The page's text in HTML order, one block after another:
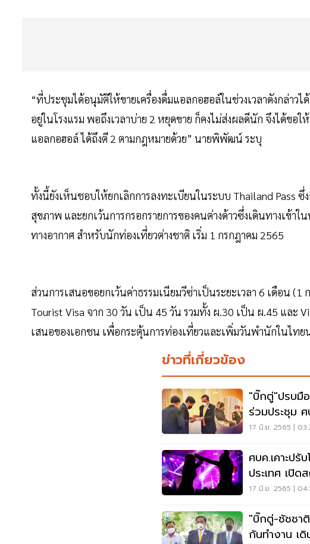
“ที่ประชุมได้อนุมัติให้ขายเครื่องดื่มแอลกอฮอล์ในช่วงเวลาดังกล่า
อยู่ในโรงแรม พอถึงเวลาบ่าย 2 หยุดขาย ก็คงไม่ส่งผลดีนัก จึงได้ขอ
แอลกอฮอล์ ได้ถึงตี 2 ตามกฎหมายด้วย” นายพิพัฒน์ ระบุ
ทั้งนี้ยังเห็นชอบให้ยกเลิกการลงทะเบียนในระบบ Thailand Pass
สุขภาพ และยกเว้นการกรอกรายการของคนต่างด้าวซึ่งเดินทางเข้
ทางอากาศ สำหรับนักท่องเที่ยวต่างชาติ เริ่ม 1 กรกฎาคม 2565
ส่วนการเสนอขอยกเว้นค่าธรรมเนียมวีซ่าเป็นระยะเวลา 6 เดือน (1
Tourist Visa จาก 30 วัน เป็น 45 วัน รวมทั้ง ผ.30 เป็น ผ.45 และ
เสนอของเอกชน เพื่อกระตุ้นการท่องเที่ยวและเพิ่มวันพำนักในไท
ข่าวที่เกี่ยวข้อง
"บิ๊กตู่"ปรบมือ
ร่วมประชุม
17 มิ.ย. 2565 |
ศบค.เคาะปรั
ประเทศ เปิ
17 มิ.ย. 2565 |
"บิ๊กตู่-ชัชชา
กัน